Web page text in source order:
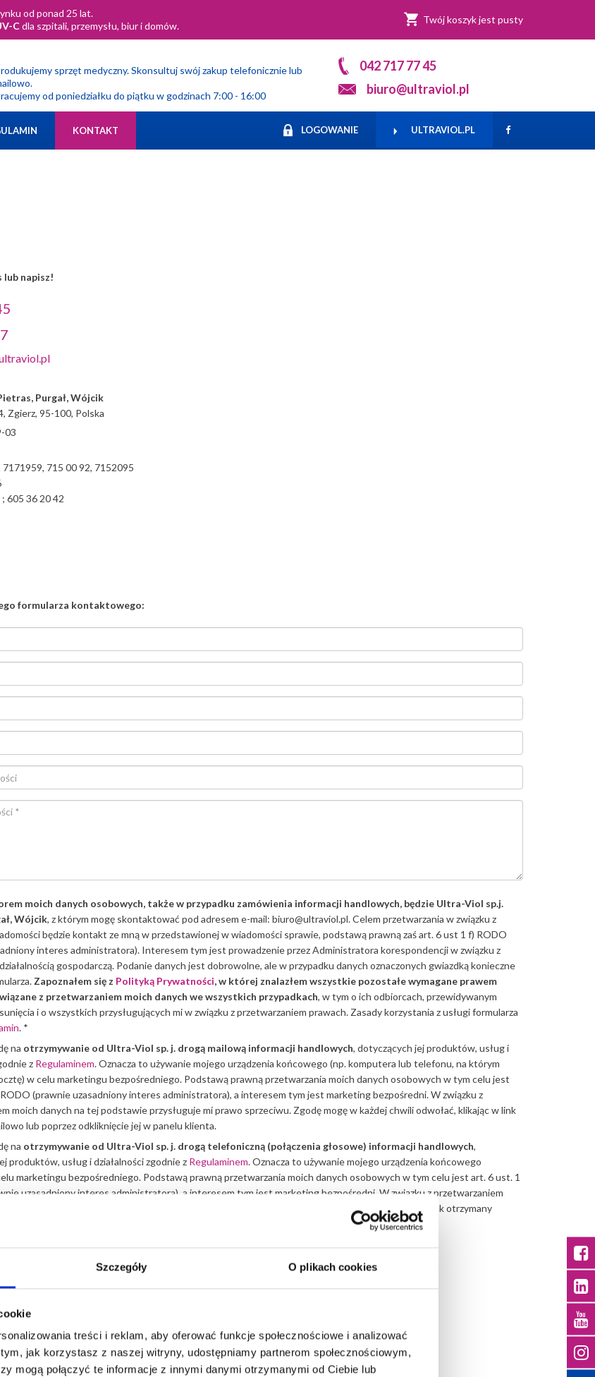
Szczegóły O plikach cookies
treści i reklam, aby oferować funkcje społecznościowe i analizować
jak korzystasz z naszej witryny, udostępniamy partnerom społecznościowym,
mogą połączyć te informacje z innymi danymi otrzymanymi od Ciebie lub
od ponad 25 lat.
Cdla szpitali, przemysłu, biur i domów.
Twój koszyk jest pusty
sprzęt medyczny. Skonsultuj swój zakup telefonicznie lub
od poniedziałku do piątku w godzinach 7:00 - 16:00
042 717 77 45
biuro@ultraviol.pl
KONTAKT ULTRAVIOL.PL
LOGOWANIE
lub napisz!
Purgał, Wójcik
Zgierz, 95-100, Polska
03
7171959, 715 00 92, 7152095
605 36 20 42
formularza kontaktowego:
moich danych osobowych, także w przypadku zamówienia informacji handlowych, będzie Ultra-Viol sp.j.
Wójcik, z którym mogę skontaktować pod adresem e-mail: biuro@ultraviol.pl. Celem przetwarzania w związku z
będzie kontakt ze mną w przedstawionej w wiadomości sprawie, podstawą prawną zaś art. 6 ust 1 f) RODO
interes administratora). Interesem tym jest prowadzenie przez Administratora korespondencji w związku z
gospodarczą. Podanie danych jest dobrowolne, ale w przypadku danych oznaczonych gwiazdką konieczne
Zapoznałem się z Polityką Prywatności, w której znalazłem wszystkie pozostałe wymagane prawem
z przetwarzaniem moich danych we wszystkich przypadkach, w tym o ich odbiorcach, przewidywanym
i o wszystkich przysługujących mi w związku z przetwarzaniem prawach. Zasady korzystania z usługi formularza
. *
na otrzymywanie od Ultra-Viol sp. j. drogą mailową informacji handlowych, dotyczących jej produktów, usług i
z Regulaminem. Oznacza to używanie mojego urządzenia końcowego (np. komputera lub telefonu, na którym
w celu marketingu bezpośredniego. Podstawą prawną przetwarzania moich danych osobowych w tym celu jest
(prawnie uzasadniony interes administratora), a interesem tym jest marketing bezpośredni. W związku z
moich danych na tej podstawie przysługuje mi prawo sprzeciwu. Zgodę mogę w każdej chwili odwołać, klikając w link
lub poprzez odkliknięcie jej w panelu klienta.
na otrzymywanie od Ultra-Viol sp. j. drogą telefoniczną (połączenia głosowe) informacji handlowych,
produktów, usług i działalności zgodnie z Regulaminem. Oznacza to używanie mojego urządzenia końcowego
marketingu bezpośredniego. Podstawą prawną przetwarzania moich danych osobowych w tym celu jest art. 6 ust. 1
uzasadniony interes administratora), a interesem tym jest marketing bezpośredni. W związku z przetwarzaniem
na tej podstawie przysługuje mi prawo sprzeciwu. Zgodę mogę w każdej chwili odwołać, klikając w link otrzymany